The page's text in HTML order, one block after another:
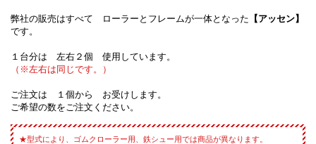
弊社の販売はすべて ローラーとフレームが一体となった 【アッセン】
です。
１台分は 左右２個 使用しています。
（※左右は同じです。）
ご注文は １個から お受けします。
ご希望の数をご注文ください。
型式により、ゴムクローラー用、鉄シュー用では商品が異なります。